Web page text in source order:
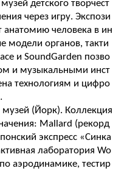
детского творчест
через игру. Экспози
человека в ин
модели органов, такти
и SoundGarden позво
и музыкальными инст
технологиям и цифро
(Йорк). Коллекция
Mallard (рекорд
экспресс «Синка
лаборатория Wo
аэродинамике, тестир